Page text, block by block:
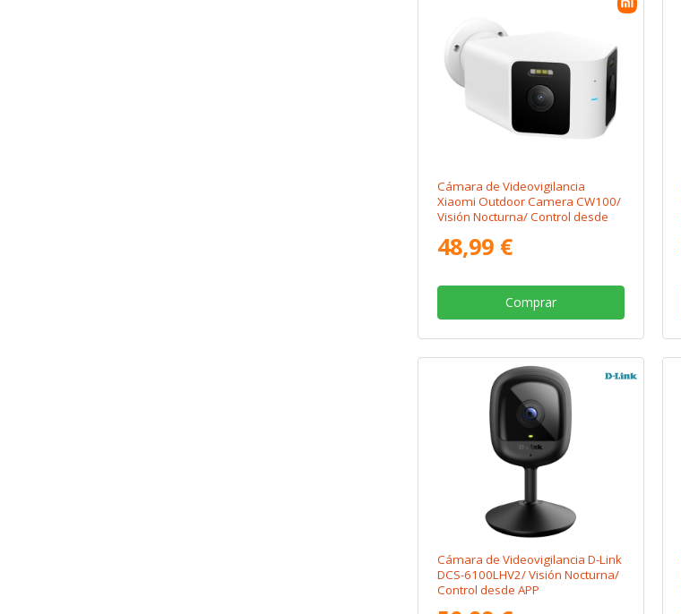
Cámara de Videovigilancia
Xiaomi Outdoor Camera CW100/
Visión Nocturna/ Control desde
48,99 €
Comprar
Cámara de Videovigilancia D-Link
DCS-6100LHV2/ Visión Nocturna/
Control desde APP